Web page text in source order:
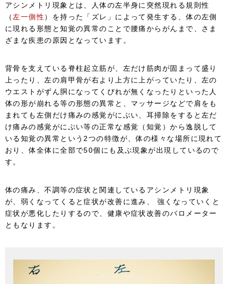
アシンメトリ現象とは、人体の左半身に突然現れる規則性
（ 左一側性 ）を持った「ズレ」によって発生する、体の左側
に現れる形態と知覚の異常のことで腰痛からがんまで、さま
ざまな疾患の原因となっています。
背骨を支えている脊柱起立筋が、左だけ筋肉が固まって盛り
上ったり、左の肩甲骨が右より上方に上がっていたり、左の
ウエストがずん胴になってくびれが無くなったりといった人
体の形が崩れる等の形態の異常と、マッサージなどで肩をも
まれても左側だけ痛みの感覚がにぶい、耳掃除をすると左だ
け痛みの感覚がにぶい等の正常な感覚（知覚）から逸脱して
いる知覚の異常という2つの特徴が、体の様々な場所に現れて
おり、体全体に全部で50個にも及ぶ現象が出現しているので
す。
体の痛み、不調等の症状と関連しているアシンメトリ現象
が、弱くなってくると症状が改善に進み、 強くなっていくと
症状が悪化したりするので、健康や症状改善のバロメーター
ともなります。